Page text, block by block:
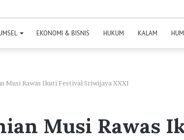
EKONOMI & BISNIS HUKUM KALAM
Musi Rawas Ikuti Festival Sriwijaya XXXI
Musi Rawas